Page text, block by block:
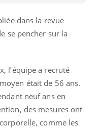
dans la revue
se pencher sur la
l’équipe a recruté
était de 56 ans.
neuf ans en
des mesures ont
comme les